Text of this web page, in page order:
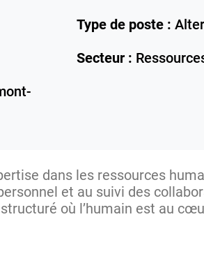
Type de poste :
Secteur :
dans les ressources
et au suivi des
où l’humain est au